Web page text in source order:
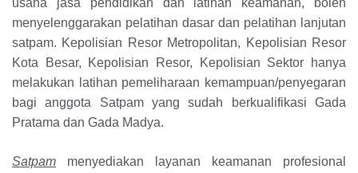
menyelenggarakan pelatihan dasar dan pelatihan lanjutan
satpam. Kepolisian Resor Metropolitan, Kepolisian Resor
Kota Besar, Kepolisian Resor, Kepolisian Sektor hanya
melakukan latihan pemeliharaan kemampuan/penyegaran
bagi anggota Satpam yang sudah berkualifikasi Gada
Pratama dan Gada Madya.
Satpam menyediakan layanan keamanan profesional